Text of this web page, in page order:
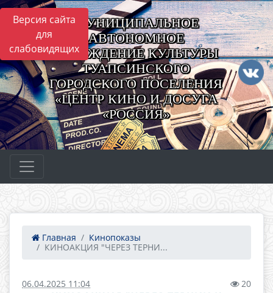
Версия сайта
для
слабовидящих
МУНИЦИПАЛЬНОЕ
АВТОНОМНОЕ
УЧРЕЖДЕНИЕ КУЛЬТУРЫ
ТУАПСИНСКОГО
ГОРОДСКОГО ПОСЕЛЕНИЯ
«ЦЕНТР КИНО И ДОСУГА
«РОССИЯ»
Главная
Кинопоказы
КИНОАКЦИЯ "ЧЕРЕЗ ТЕРНИ...
06.04.2025 11:04 20